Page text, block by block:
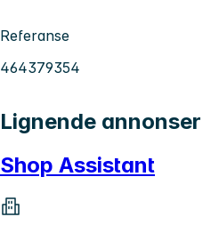
Referanse
464379354
Lignende annonser
Shop Assistant